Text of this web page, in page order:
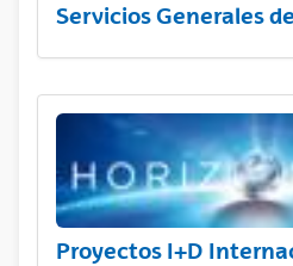
Servicios Generales
Proyectos I+D